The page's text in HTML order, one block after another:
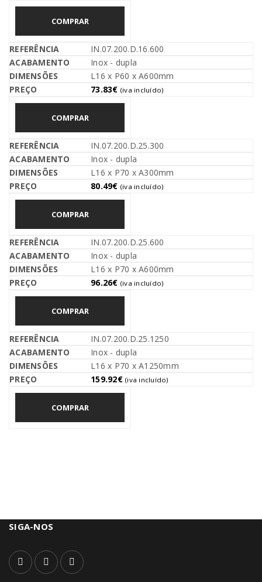
COMPRAR
IN.07.200.D.16.600
Inox - dupla
L16 x P60 x A600mm
73.83€ (iva incluído)
COMPRAR
IN.07.200.D.25.300
Inox - dupla
L16 x P70 x A300mm
80.49€ (iva incluído)
COMPRAR
IN.07.200.D.25.600
Inox - dupla
L16 x P70 x A600mm
96.26€ (iva incluído)
COMPRAR
IN.07.200.D.25.1250
Inox - dupla
L16 x P70 x A1250mm
159.92€ (iva incluído)
COMPRAR
SIGA-NOS